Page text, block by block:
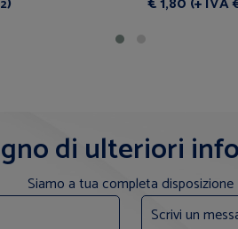
di ulteriori
Siamo a tua completa disposizione